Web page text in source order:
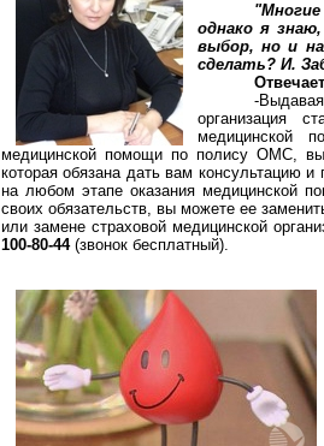
однако я
выбор, но и
сделать? И.
-
организация
медицинской
медицинской помощи по полису ОМС, вы
которая обязана дать вам консультацию
на любом этапе оказания медицинской
своих обязательств, вы можете ее
или замене страховой медицинской
100-80-44(звонок бесплатный).